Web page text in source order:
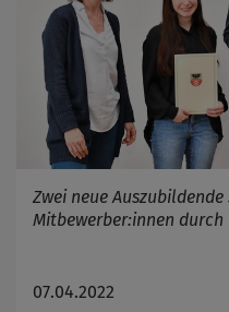
Zwei neue
Mitbewerber:innen durch
07.04.2022
Name
Cookies
Anbieter
Zweck
Cookie Laufzeit